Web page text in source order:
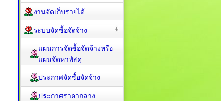
งานจัดเก็บรายได้
ระบบจัดซื้อจัดจ้าง
แผนการจัดซื้อจัดจ้างหรือ
แผนจัดหาพัสดุ
ประกาศจัดซื้อจัดจ้าง
ประกาศราคากลาง